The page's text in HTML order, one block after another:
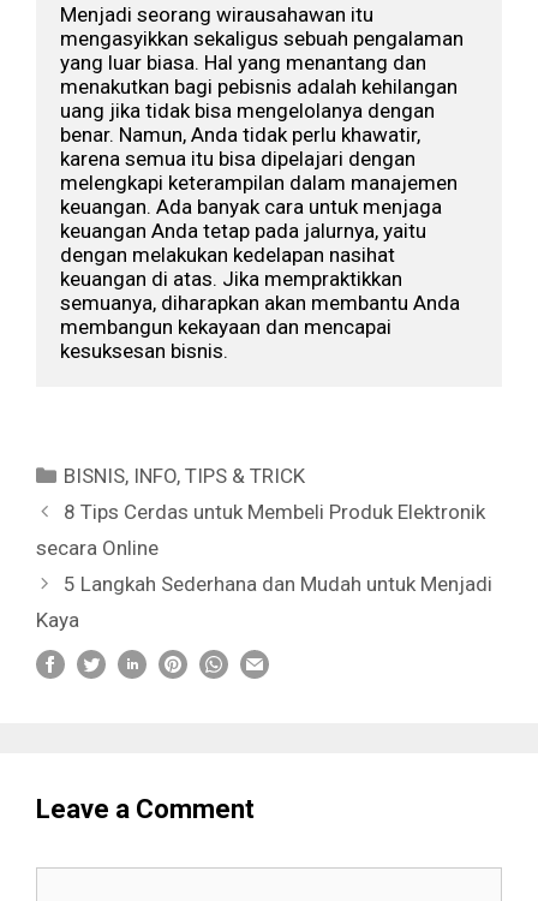
Menjadi seorang wirausahawan itu
mengasyikkan sekaligus sebuah pengalaman
yang luar biasa. Hal yang menantang dan
menakutkan bagi pebisnis adalah kehilangan
uang jika tidak bisa mengelolanya dengan
benar. Namun, Anda tidak perlu khawatir,
karena semua itu bisa dipelajari dengan
melengkapi keterampilan dalam manajemen
keuangan. Ada banyak cara untuk menjaga
keuangan Anda tetap pada jalurnya, yaitu
dengan melakukan kedelapan nasihat
keuangan di atas. Jika mempraktikkan
semuanya, diharapkan akan membantu Anda
membangun kekayaan dan mencapai
kesuksesan bisnis.
Categories
BISNIS, INFO,TIPS & TRICK
8 Tips Cerdas untuk Membeli Produk Elektronik
secara Online
5 Langkah Sederhana dan Mudah untuk Menjadi
Kaya
Leave a Comment